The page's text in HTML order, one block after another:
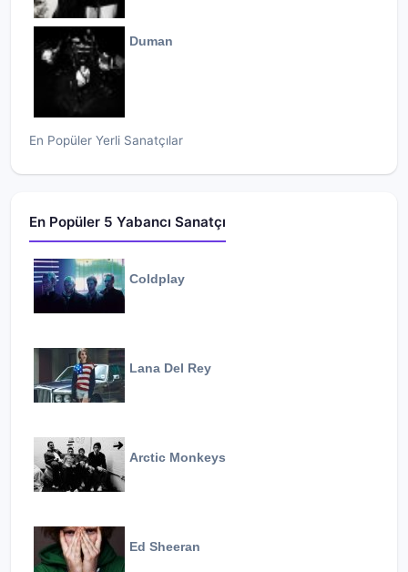
Duman
En Popüler Yerli Sanatçılar
En Popüler 5 Yabancı Sanatçı
Coldplay
Lana Del Rey
Arctic Monkeys
Ed Sheeran